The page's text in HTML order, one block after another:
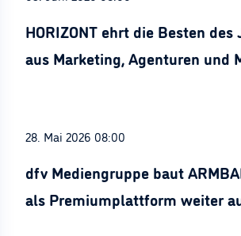
HORIZONT ehrt die Besten des
aus Marketing, Agenturen und
28. Mai 2026 08:00
dfv Mediengruppe baut
als Premiumplattform weiter